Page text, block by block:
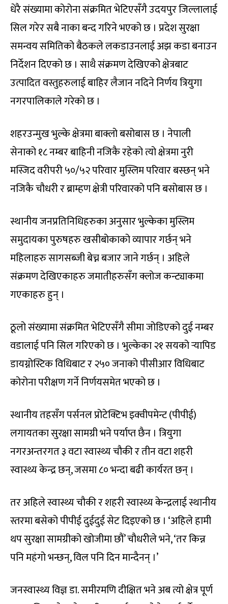
धेरै संख्यामा कोरोना संक्रमित भेटिएसँगै उदयपुर जिल्लालाई
सिल गरेर सबै नाका बन्द गरिने भएको छ । प्रदेश सुरक्षा
समन्वय समितिको बैठकले लकडाउनलाई अझ कडा बनाउन
निर्देशन दिएको छ । साथै संक्रमण देखिएको क्षेत्रबाट
उत्पादित वस्तुहरुलाई बाहिर लैजान नदिने निर्णय त्रियुगा
नगरपालिकाले गरेको छ ।
शहरउन्मुख भुल्के क्षेत्रमा बाक्लो बसोबास छ । नेपाली
सेनाको १८ नम्बर बाहिनी नजिकै रहेको त्यो क्षेत्रमा नुरी
मस्जिद वरीपरी ५०/५२ परिवार मुस्लिम परिवार बस्छन् भने
नजिकै चौधरी र ब्राम्हण क्षेत्री परिवारको पनि बसोबास छ ।
स्थानीय जनप्रतिनिधिहरुका अनुसार भुल्केका मुस्लिम
समुदायका पुरुषहरु खसीबोकाको व्यापार गर्छन् भने
महिलाहरु सागसब्जी बेच्न बजार जाने गर्छन् । अहिले
संक्रमण देखिएकाहरु जमातीहरुसँग क्लोज कन्ट्याकमा
गएकाहरु हुन् ।
ठूलो संख्यामा संक्रमित भेटिएसँगै सीमा जोडिएको दुई नम्बर
वडालाई पनि सिल गरिएको छ । भुल्केका २१ सयको र्‍यापिड
डायग्नोस्टिक विधिबाट र २५० जनाको पीसीआर विधिबाट
कोरोना परीक्षण गर्ने निर्णयसमेत भएको छ ।
स्थानीय तहसँग पर्सनल प्रोटेक्टिभ इक्वीपमेन्ट (पीपीई)
लगायतका सुरक्षा सामग्री भने पर्याप्त छैन । त्रियुगा
नगरअन्तरगत ३ वटा स्वास्थ्य चौकी र तीन वटा शहरी
स्वास्थ्य केन्द्र छन्, जसमा ८० भन्दा बढी कार्यरत छन् ।
तर अहिले स्वास्थ्य चौकी र शहरी स्वास्थ्य केन्द्रलाई स्थानीय
स्तरमा बसेको पीपीई दुईदुई सेट दिइएको छ । ‘अहिले हामी
थप सुरक्षा सामग्रीको खोजीमा छौं’ चौधरीले भने, ‘तर किन्न
पनि महंगो भन्छन्, विल पनि दिन मान्दैनन् ।’
जनस्वास्थ्य विज्ञ डा. समीरमणि दीक्षित भने अब त्यो क्षेत्र पूर्ण